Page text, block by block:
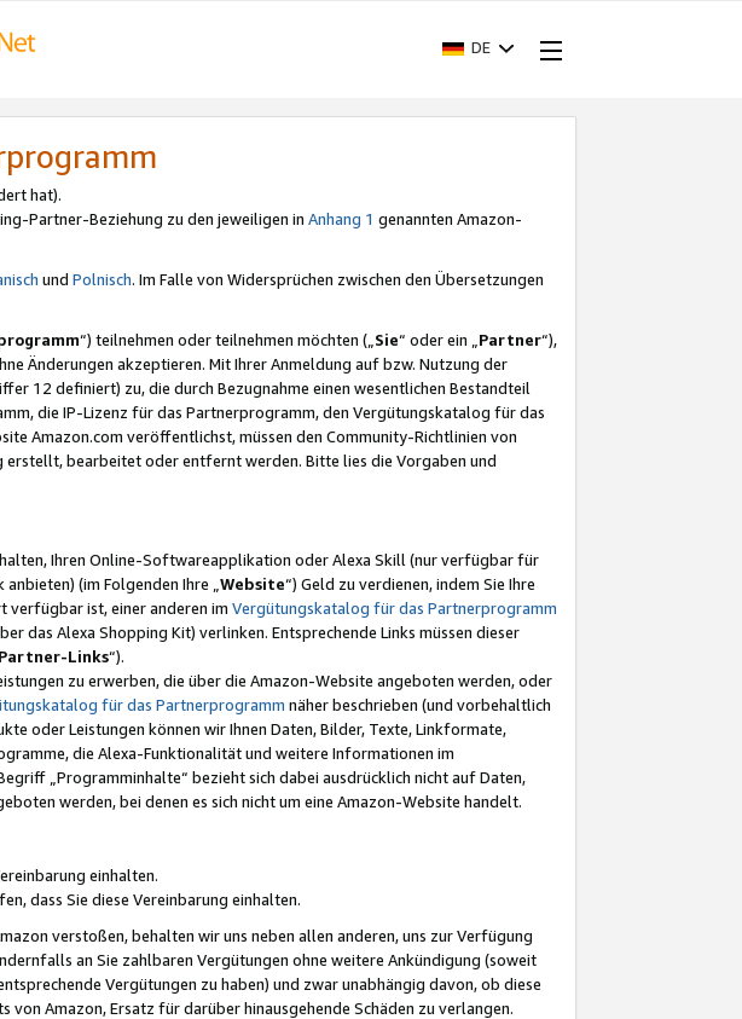
DE
hat).
Partner-Beziehung zu den jeweiligen in Anhang 1 genannten Amazon-
und Polnisch. Im Falle von Widersprüchen zwischen den Übersetzungen
“) teilnehmen oder teilnehmen möchten („Sie“ oder ein „Partner“),
Änderungen akzeptieren. Mit Ihrer Anmeldung auf bzw. Nutzung der
12 definiert) zu, die durch Bezugnahme einen wesentlichen Bestandteil
die IP-Lizenz für das Partnerprogramm, den Vergütungskatalog für das
Amazon.com veröffentlichst, müssen den Community-Richtlinien von
erstellt, bearbeitet oder entfernt werden. Bitte lies die Vorgaben und
Ihren Online-Softwareapplikation oder Alexa Skill (nur verfügbar für
(im Folgenden Ihre „ Website“) Geld zu verdienen, indem Sie Ihre
verfügbar ist, einer anderen im Vergütungskatalog für das Partnerprogramm
das Alexa Shopping Kit) verlinken. Entsprechende Links müssen dieser
Partner-Links“).
zu erwerben, die über die Amazon-Website angeboten werden, oder
für das Partnerprogramm näher beschrieben (und vorbehaltlich
oder Leistungen können wir Ihnen Daten, Bilder, Texte, Linkformate,
die Alexa-Funktionalität und weitere Informationen im
„Programminhalte“ bezieht sich dabei ausdrücklich nicht auf Daten,
werden, bei denen es sich nicht um eine Amazon-Website handelt.
einhalten.
dass Sie diese Vereinbarung einhalten.
verstoßen, behalten wir uns neben allen anderen, uns zur Verfügung
an Sie zahlbaren Vergütungen ohne weitere Ankündigung (soweit
Vergütungen zu haben) und zwar unabhängig davon, ob diese
Amazon, Ersatz für darüber hinausgehende Schäden zu verlangen.